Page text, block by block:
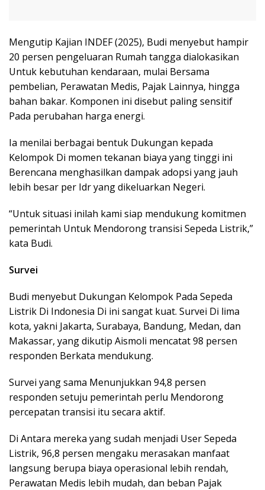
Mengutip Kajian INDEF (2025), Budi menyebut hampir
20 persen pengeluaran Rumah tangga dialokasikan
Untuk kebutuhan kendaraan, mulai Bersama
pembelian, Perawatan Medis, Pajak Lainnya, hingga
bahan bakar. Komponen ini disebut paling sensitif
Pada perubahan harga energi.
Ia menilai berbagai bentuk Dukungan kepada
Kelompok Di momen tekanan biaya yang tinggi ini
Berencana menghasilkan dampak adopsi yang jauh
lebih besar per Idr yang dikeluarkan Negeri.
“Untuk situasi inilah kami siap mendukung komitmen
pemerintah Untuk Mendorong transisi Sepeda Listrik,”
kata Budi.
Survei
Budi menyebut Dukungan Kelompok Pada Sepeda
Listrik Di Indonesia Di ini sangat kuat. Survei Di lima
kota, yakni Jakarta, Surabaya, Bandung, Medan, dan
Makassar, yang dikutip Aismoli mencatat 98 persen
responden Berkata mendukung.
Survei yang sama Menunjukkan 94,8 persen
responden setuju pemerintah perlu Mendorong
percepatan transisi itu secara aktif.
Di Antara mereka yang sudah menjadi User Sepeda
Listrik, 96,8 persen mengaku merasakan manfaat
langsung berupa biaya operasional lebih rendah,
Perawatan Medis lebih mudah, dan beban Pajak